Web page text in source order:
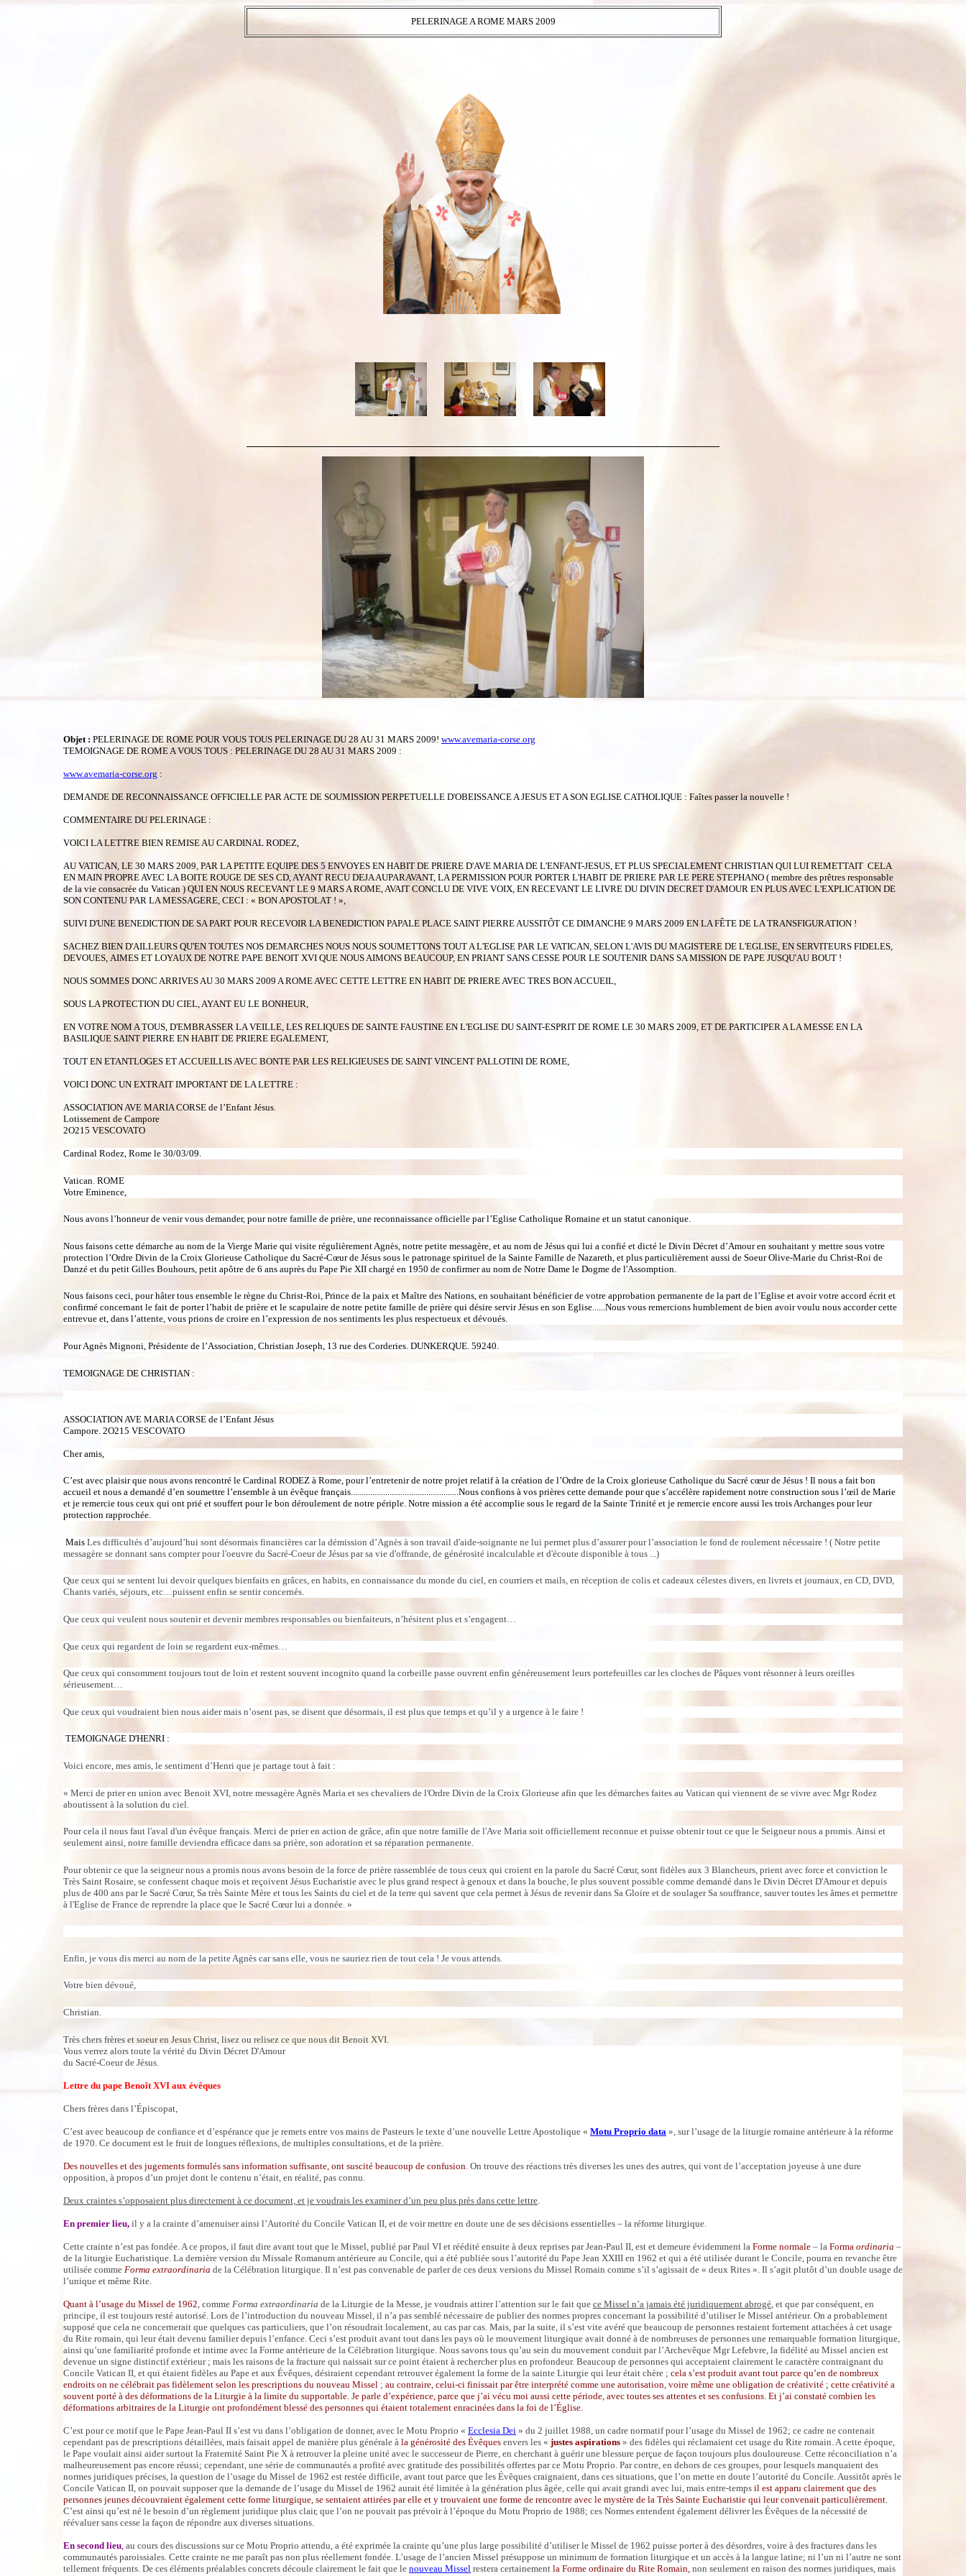
PELERINAGE A ROME MARS 2009
Objet : PELERINAGE DE ROME POUR VOUS TOUS PELERINAGE DU 28 AU 31 MARS 2009! www.avemaria-corse.org
TEMOIGNAGE DE ROME A VOUS TOUS : PELERINAGE DU 28 AU 31 MARS 2009 :
www.avemaria-corse.org :
DEMANDE DE RECONNAISSANCE OFFICIELLE PAR ACTE DE SOUMISSION PERPETUELLE D'OBEISSANCE A JESUS ET A SON EGLISE CATHOLIQUE : Faîtes passer la nouvelle !
COMMENTAIRE DU PELERINAGE :
VOICI LA LETTRE BIEN REMISE AU CARDINAL RODEZ,
AU VATICAN, LE 30 MARS 2009, PAR LA PETITE EQUIPE DES 5 ENVOYES EN HABIT DE PRIERE D'AVE MARIA DE L'ENFANT-JESUS, ET PLUS SPECIALEMENT CHRISTIAN QUI LUI REMETTAIT CELA
EN MAIN PROPRE AVEC LA BOITE ROUGE DE SES CD, AYANT RECU DEJA AUPARAVANT, LA PERMISSION POUR PORTER L'HABIT DE PRIERE PAR LE PERE STEPHANO ( membre des prêtres responsable
de la vie consacrée du Vatican ) QUI EN NOUS RECEVANT LE 9 MARS A ROME, AVAIT CONCLU DE VIVE VOIX, EN RECEVANT LE LIVRE DU DIVIN DECRET D'AMOUR EN PLUS AVEC L'EXPLICATION DE
SON CONTENU PAR LA MESSAGERE, CECI : « BON APOSTOLAT ! »,
SUIVI D'UNE BENEDICTION DE SA PART POUR RECEVOIR LA BENEDICTION PAPALE PLACE SAINT PIERRE AUSSITÔT CE DIMANCHE 9 MARS 2009 EN LA FÊTE DE LA TRANSFIGURATION !
SACHEZ BIEN D'AILLEURS QU'EN TOUTES NOS DEMARCHES NOUS NOUS SOUMETTONS TOUT A L'EGLISE PAR LE VATICAN, SELON L'AVIS DU MAGISTERE DE L'EGLISE, EN SERVITEURS FIDELES,
DEVOUES, AIMES ET LOYAUX DE NOTRE PAPE BENOIT XVI QUE NOUS AIMONS BEAUCOUP, EN PRIANT SANS CESSE POUR LE SOUTENIR DANS SA MISSION DE PAPE JUSQU'AU BOUT !
NOUS SOMMES DONC ARRIVES AU 30 MARS 2009 A ROME AVEC CETTE LETTRE EN HABIT DE PRIERE AVEC TRES BON ACCUEIL,
SOUS LA PROTECTION DU CIEL, AYANT EU LE BONHEUR,
EN VOTRE NOM A TOUS, D'EMBRASSER LA VEILLE, LES RELIQUES DE SAINTE FAUSTINE EN L'EGLISE DU SAINT-ESPRIT DE ROME LE 30 MARS 2009, ET DE PARTICIPER A LA MESSE EN LA
BASILIQUE SAINT PIERRE EN HABIT DE PRIERE EGALEMENT,
TOUT EN ETANTLOGES ET ACCUEILLIS AVEC BONTE PAR LES RELIGIEUSES DE SAINT VINCENT PALLOTINI DE ROME,
VOICI DONC UN EXTRAIT IMPORTANT DE LA LETTRE :
ASSOCIATION AVE MARIA CORSE de l’Enfant Jésus.
Lotissement de Campore
2O215 VESCOVATO
Cardinal Rodez, Rome le 30/03/09.
Vatican ROME
Votre Eminence,
Nous avons l’honneur de venir vous demander, pour notre famille de prière, une reconnaissance officielle par l’Eglise Catholique Romaine et un statut canonique.
Nous faisons cette démarche au nom de la Vierge Marie qui visite régulièrement Agnès, notre petite messagère, et au nom de Jésus qui lui a confié et dicté le Divin Décret d’Amour en souhaitant y mettre sous votre
protection l’Ordre Divin de la Croix Glorieuse Catholique du Sacré-Cœur de Jésus sous le patronage spirituel de la Sainte Famille de Nazareth, et plus particulièrement aussi de Soeur Olive-Marie du Christ-Roi de
Danzé et du petit Gilles Bouhours, petit apôtre de 6 ans auprès du Pape Pie XII chargé en 1950 de confirmer au nom de Notre Dame le Dogme de l'Assomption.
Nous faisons ceci, pour hâter tous ensemble le règne du Christ-Roi, Prince de la paix et Maître des Nations, en souhaitant bénéficier de votre approbation permanente de la part de l’Eglise et avoir votre accord écrit et
confirmé concernant le fait de porter l’habit de prière et le scapulaire de notre petite famille de prière qui désire servir Jésus en son Eglise......Nous vous remercions humblement de bien avoir voulu nous accorder cette
entrevue et, dans l’attente, vous prions de croire en l’expression de nos sentiments les plus respectueux et dévoués.
Pour Agnès Mignoni, Présidente de l’Association, Christian Joseph, 13 rue des Corderies. DUNKERQUE. 59240.
TEMOIGNAGE DE CHRISTIAN :
ASSOCIATION AVE MARIA CORSE de l’Enfant Jésus
Campore. 2O215 VESCOVATO
Cher amis,
C’est avec plaisir que nous avons rencontré le Cardinal RODEZ à Rome, pour l’entretenir de notre projet relatif à la création de l’Ordre de la Croix glorieuse Catholique du Sacré cœur de Jésus ! Il nous a fait bon
accueil et nous a demandé d’en soumettre l’ensemble à un évêque français..................................................Nous confions à vos prières cette demande pour que s’accélère rapidement notre construction sous l’œil de Marie
et je remercie tous ceux qui ont prié et souffert pour le bon déroulement de notre périple. Notre mission a été accomplie sous le regard de la Sainte Trinité et je remercie encore aussi les trois Archanges pour leur
protection rapprochée.
Mais Les difficultés d’aujourd’hui sont désormais financières car la démission d’Agnès à son travail d'aide-soignante ne lui permet plus d’assurer pour l’association le fond de roulement nécessaire ! ( Notre petite
messagère se donnant sans compter pour l'oeuvre du Sacré-Coeur de Jésus par sa vie d'offrande, de générosité incalculable et d'écoute disponible à tous ...)
Que ceux qui se sentent lui devoir quelques bienfaits en grâces, en habits, en connaissance du monde du ciel, en courriers et mails, en réception de colis et cadeaux célestes divers, en livrets et journaux, en CD, DVD,
Chants variés, séjours, etc…puissent enfin se sentir concernés.
Que ceux qui veulent nous soutenir et devenir membres responsables ou bienfaiteurs, n’hésitent plus et s’engagent…
Que ceux qui regardent de loin se regardent eux-mêmes…
Que ceux qui consomment toujours tout de loin et restent souvent incognito quand la corbeille passe ouvrent enfin généreusement leurs portefeuilles car les cloches de Pâques vont résonner à leurs oreilles
sérieusement…
Que ceux qui voudraient bien nous aider mais n’osent pas, se disent que désormais, il est plus que temps et qu’il y a urgence à le faire !
TEMOIGNAGE D'HENRI :
Voici encore, mes amis, le sentiment d’Henri que je partage tout à fait :
« Merci de prier en union avec Benoit XVI, notre messagère Agnès Maria et ses chevaliers de l'Ordre Divin de la Croix Glorieuse afin que les démarches faites au Vatican qui viennent de se vivre avec Mgr Rodez
aboutissent à la solution du ciel.
Pour cela il nous faut l'aval d'un évêque français. Merci de prier en action de grâce, afin que notre famille de l'Ave Maria soit officiellement reconnue et puisse obtenir tout ce que le Seigneur nous a promis. Ainsi et
seulement ainsi, notre famille deviendra efficace dans sa prière, son adoration et sa réparation permanente.
Pour obtenir ce que la seigneur nous a promis nous avons besoin de la force de prière rassemblée de tous ceux qui croient en la parole du Sacré Cœur, sont fidèles aux 3 Blancheurs, prient avec force et conviction le
Très Saint Rosaire, se confessent chaque mois et reçoivent Jésus Eucharistie avec le plus grand respect à genoux et dans la bouche, le plus souvent possible comme demandé dans le Divin Décret D'Amour et depuis
plus de 400 ans par le Sacré Cœur, Sa très Sainte Mère et tous les Saints du ciel et de la terre qui savent que cela permet à Jésus de revenir dans Sa Gloire et de soulager Sa souffrance, sauver toutes les âmes et permettre
à l'Eglise de France de reprendre la place que le Sacré Cœur lui a donnée. »
Enfin, je vous dis merci au nom de la petite Agnès car sans elle, vous ne sauriez rien de tout cela ! Je vous attends.
Votre bien dévoué,
Christian.
Très chers frères et soeur en Jesus Christ, lisez ou relisez ce que nous dit Benoit XVI.
Vous verrez alors toute la vérité du Divin Décret D'Amour
du Sacré-Coeur de Jésus.
Lettre du pape Benoît XVI aux évêques
Chers frères dans l’Épiscopat,
C’est avec beaucoup de confiance et d’espérance que je remets entre vos mains de Pasteurs le texte d’une nouvelle Lettre Apostolique « Motu Proprio data », sur l’usage de la liturgie romaine antérieure à la réforme
de 1970. Ce document est le fruit de longues réflexions, de multiples consultations, et de la prière.
Des nouvelles et des jugements formulés sans information suffisante, ont suscité beaucoup de confusion . On trouve des réactions très diverses les unes des autres, qui vont de l’acceptation joyeuse à une dure
opposition, à propos d’un projet dont le contenu n’était, en réalité, pas connu.
Deux craintes s’opposaient plus directement à ce document, et je voudrais les examiner d’un peu plus près dans cette lettre
En premier lieu, il y a la crainte d’amenuiser ainsi l’Autorité du Concile Vatican II, et de voir mettre en doute une de ses décisions essentielles – la réforme liturgique.
Cette crainte n’est pas fondée. A ce propos, il faut dire avant tout que le Missel, publié par Paul VI et réédité ensuite à deux reprises par Jean-Paul II, est et demeure évidemment la Forme normale – la Forma ordinaria –
de la liturgie Eucharistique. La dernière version du Missale Romanum antérieure au Concile, qui a été publiée sous l’autorité du Pape Jean XXIII en 1962 et qui a été utilisée durant le Concile, pourra en revanche être
utilisée comme Forma extraordinaria de la Célébration liturgique. Il n’est pas convenable de parler de ces deux versions du Missel Romain comme s’il s’agissait de « deux Rites ». Il s’agit plutôt d’un double usage de
l’unique et même Rite.
Quant à l’usage du Missel de 1962 , comme Forma extraordinaria de la Liturgie de la Messe, je voudrais attirer l’attention sur le fait que ce Missel n’a jamais été juridiquement abrogé , et que par conséquent, en
principe, il est toujours resté autorisé. Lors de l’introduction du nouveau Missel, il n’a pas semblé nécessaire de publier des normes propres concernant la possibilité d’utiliser le Missel antérieur. On a probablement
supposé que cela ne concernerait que quelques cas particuliers, que l’on résoudrait localement, au cas par cas. Mais, par la suite, il s’est vite avéré que beaucoup de personnes restaient fortement attachées à cet usage
du Rite romain, qui leur était devenu familier depuis l’enfance. Ceci s’est produit avant tout dans les pays où le mouvement liturgique avait donné à de nombreuses de personnes une remarquable formation liturgique,
ainsi qu’une familiarité profonde et intime avec la Forme antérieure de la Célébration liturgique. Nous savons tous qu’au sein du mouvement conduit par l’Archevêque Mgr Lefebvre, la fidélité au Missel ancien est
devenue un signe distinctif extérieur ; mais les raisons de la fracture qui naissait sur ce point étaient à rechercher plus en profondeur. Beaucoup de personnes qui acceptaient clairement le caractère contraignant du
Concile Vatican II, et qui étaient fidèles au Pape et aux Évêques, désiraient cependant retrouver également la forme de la sainte Liturgie qui leur était chère ; cela s’est produit avant tout parce qu’en de nombreux
endroits on ne célébrait pas fidèlement selon les prescriptions du nouveau Missel ; au contraire, celui-ci finissait par être interprété comme une autorisation, voire même une obligation de créativité ; cette créativité a
souvent porté à des déformations de la Liturgie à la limite du supportable. Je parle d’expérience, parce que j’ai vécu moi aussi cette période, avec toutes ses attentes et ses confusions. Et j’ai constaté combien les
déformations arbitraires de la Liturgie ont profondément blessé des personnes qui étaient totalement enracinées dans la foi de l’Église
C’est pour ce motif que le Pape Jean-Paul II s’est vu dans l’obligation de donner, avec le Motu Proprio « Ecclesia Dei » du 2 juillet 1988, un cadre normatif pour l’usage du Missel de 1962; ce cadre ne contenait
cependant pas de prescriptions détaillées, mais faisait appel de manière plus générale à la générosité des Évêques envers les « justes aspirations » des fidèles qui réclamaient cet usage du Rite romain. A cette époque,
le Pape voulait ainsi aider surtout la Fraternité Saint Pie X à retrouver la pleine unité avec le successeur de Pierre, en cherchant à guérir une blessure perçue de façon toujours plus douloureuse. Cette réconciliation n’a
malheureusement pas encore réussi; cependant, une série de communautés a profité avec gratitude des possibilités offertes par ce Motu Proprio. Par contre, en dehors de ces groupes, pour lesquels manquaient des
normes juridiques précises, la question de l’usage du Missel de 1962 est restée difficile, avant tout parce que les Évêques craignaient, dans ces situations, que l’on mette en doute l’autorité du Concile. Aussitôt après le
Concile Vatican II, on pouvait supposer que la demande de l’usage du Missel de 1962 aurait été limitée à la génération plus âgée, celle qui avait grandi avec lui, mais entre-temps il est apparu clairement que des
personnes jeunes découvraient également cette forme liturgique, se sentaient attirées par elle et y trouvaient une forme de rencontre avec le mystère de la Très Sainte Eucharistie qui leur convenait particulièrement
C’est ainsi qu’est né le besoin d’un règlement juridique plus clair, que l’on ne pouvait pas prévoir à l’époque du Motu Proprio de 1988; ces Normes entendent également délivrer les Évêques de la nécessité de
réévaluer sans cesse la façon de répondre aux diverses situations.
En second lieu au cours des discussions sur ce Motu Proprio attendu, a été exprimée la crainte qu’une plus large possibilité d’utiliser le Missel de 1962 puisse porter à des désordres, voire à des fractures dans les
communautés paroissiales. Cette crainte ne me paraît pas non plus réellement fondée. L’usage de l’ancien Missel présuppose un minimum de formation liturgique et un accès à la langue latine; ni l’un ni l’autre ne sont
tellement fréquents. De ces éléments préalables concrets découle clairement le fait que le nouveau Missel restera certainement la Forme ordinaire du Rite Romain, non seulement en raison des normes juridiques, mais